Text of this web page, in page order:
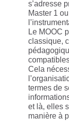
s’adresse
Master 1
Le MOOC
classique,
Cela
termes de
et là, elles
manière à